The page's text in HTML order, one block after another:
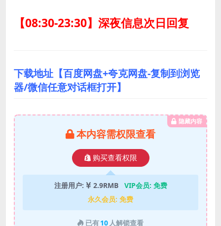
【08:30-23:30】深夜信息次日回复
下载地址【百度网盘+夸克网盘-复制到浏览
器/微信任意对话框打开】
隐藏内容
本内容需权限查看
购买查看权限
注册用户: 2.9RMB VIP会员: 免费
永久会员: 免费
已有10 人解锁查看